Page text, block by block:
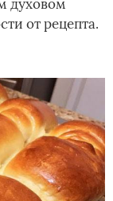
духовом
от рецепта.